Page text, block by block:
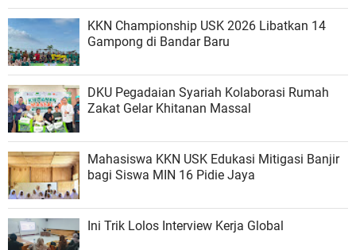
KKN Championship USK 2026 Libatkan 14
Gampong di Bandar Baru
DKU Pegadaian Syariah Kolaborasi Rumah
Zakat Gelar Khitanan Massal
Mahasiswa KKN USK Edukasi Mitigasi Banjir
bagi Siswa MIN 16 Pidie Jaya
Ini Trik Lolos Interview Kerja Global